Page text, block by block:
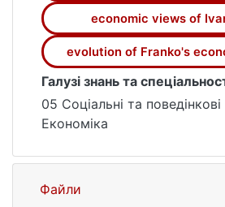
economic views of
evolution of Franko's
Галузі знань та
05 Соціальні та
Економіка
Файли